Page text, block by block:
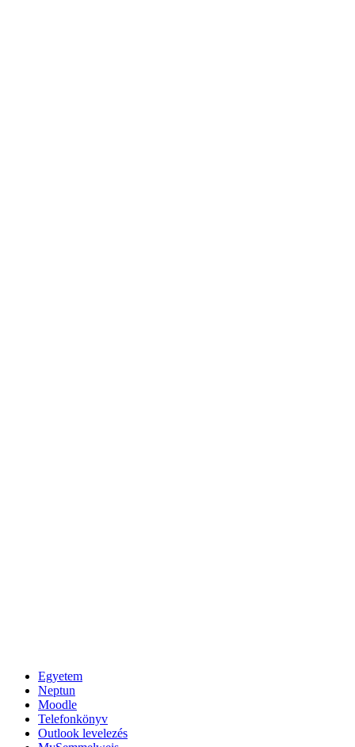
Egyetem
Neptun
Moodle
Telefonkönyv
Outlook levelezés